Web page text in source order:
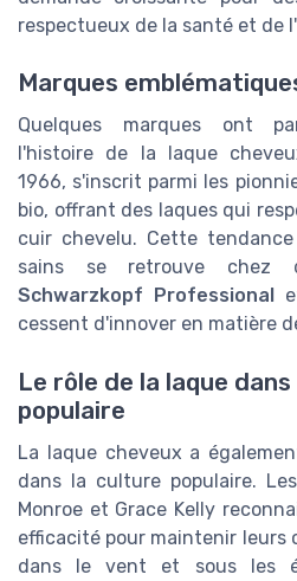
respectueux de la santé et de
Marques
Quelques marques ont
l'histoire de la laque
1966, s'inscrit parmi les
bio, offrant des laques qui
cuir chevelu. Cette
sains se retrouve chez
Schwarzkopf Professional
cessent d'innover en matière
Le rôle de la laque
populaire
La laque cheveux a
dans la culture populaire.
Monroe et Grace Kelly
efficacité pour maintenir leurs
dans le vent et sous les